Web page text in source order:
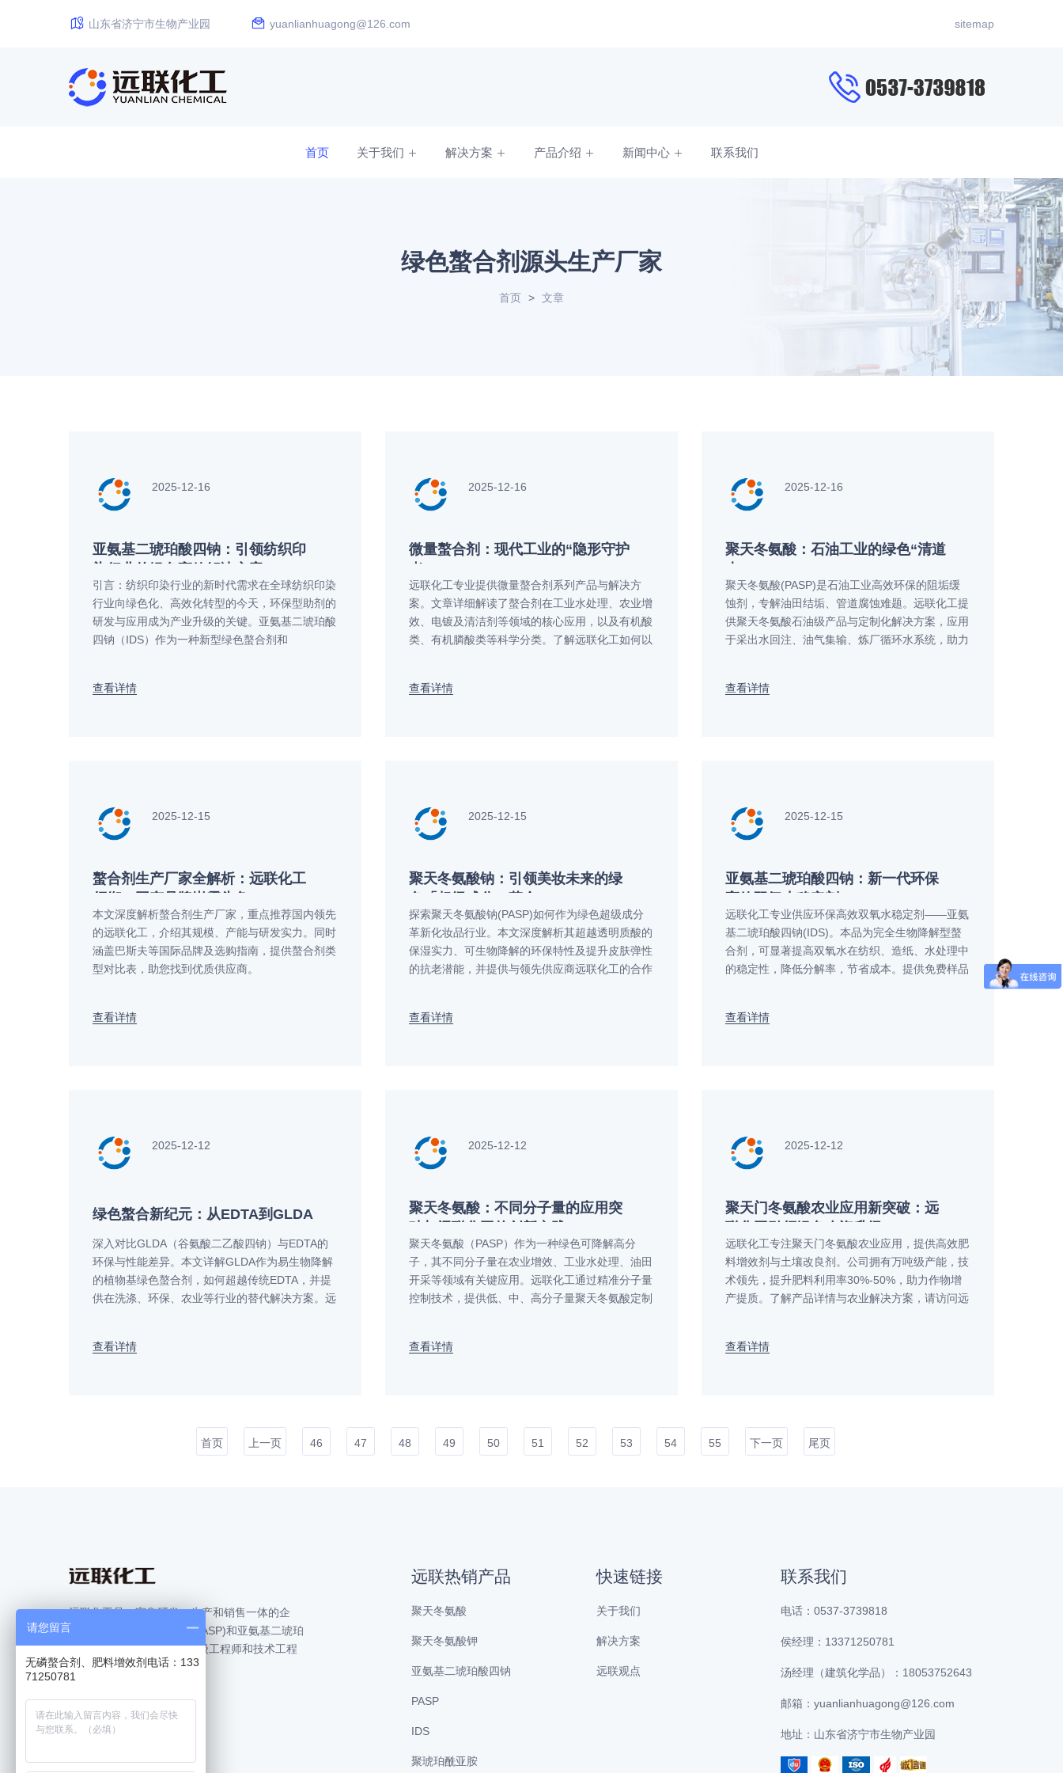
山东省济宁市生物产业园 yuanlianhuagong@126.com sitemap
首页 关于我们 解决方案 产品介绍 新闻中心 联系我们
绿色螯合剂源头生产厂家
首页 > 文章
2025-12-16
亚氨基二琥珀酸四钠：引领纺织印
引言：纺织印染行业的新时代需求在全球纺织印染
行业向绿色化、高效化转型的今天，环保型助剂的
研发与应用成为产业升级的关键。亚氨基二琥珀酸
四钠（IDS）作为一种新型绿色螯合剂和
查看详情
2025-12-16
微量螯合剂：现代工业的“隐形守护
远联化工专业提供微量螯合剂系列产品与解决方
案。文章详细解读了螯合剂在工业水处理、农业增
效、电镀及清洁剂等领域的核心应用，以及有机酸
类、有机膦酸类等科学分类。了解远联化工如何以
的定制方案。
查看详情
2025-12-16
聚天冬氨酸：石油工业的绿色“清道
聚天冬氨酸(PASP)是石油工业高效环保的阻垢缓
蚀剂，专解油田结垢、管道腐蚀难题。远联化工提
供聚天冬氨酸石油级产品与定制化解决方案，应用
于采出水回注、油气集输、炼厂循环水系统，助力
查看详情
2025-12-15
螯合剂生产厂家全解析：远联化工
本文深度解析螯合剂生产厂家，重点推荐国内领先
的远联化工，介绍其规模、产能与研发实力。同时
涵盖巴斯夫等国际品牌及选购指南，提供螯合剂类
型对比表，助您找到优质供应商。
查看详情
2025-12-15
聚天冬氨酸钠：引领美妆未来的绿
探索聚天冬氨酸钠(PASP)如何作为绿色超级成分
革新化妆品行业。本文深度解析其超越透明质酸的
保湿实力、可生物降解的环保特性及提升皮肤弹性
的抗老潜能，并提供与领先供应商远联化工的合作
查看详情
2025-12-15
亚氨基二琥珀酸四钠：新一代环保
远联化工专业供应环保高效双氧水稳定剂——亚氨
基二琥珀酸四钠(IDS)。本品为完全生物降解型螯
合剂，可显著提高双氧水在纺织、造纸、水处理中
的稳定性，降低分解率，节省成本。提供免费样品
查看详情
2025-12-12
绿色螯合新纪元：从EDTA到GLDA
深入对比GLDA（谷氨酸二乙酸四钠）与EDTA的
环保与性能差异。本文详解GLDA作为易生物降解
的植物基绿色螯合剂，如何超越传统EDTA，并提
供在洗涤、环保、农业等行业的替代解决方案。远
询。
查看详情
2025-12-12
聚天冬氨酸：不同分子量的应用突
聚天冬氨酸（PASP）作为一种绿色可降解高分
子，其不同分子量在农业增效、工业水处理、油田
开采等领域有关键应用。远联化工通过精准分子量
控制技术，提供低、中、高分子量聚天冬氨酸定制
创新实践与案例。
查看详情
2025-12-12
聚天门冬氨酸农业应用新突破：远
远联化工专注聚天门冬氨酸农业应用，提供高效肥
料增效剂与土壤改良剂。公司拥有万吨级产能，技
术领先，提升肥料利用率30%-50%，助力作物增
产提质。了解产品详情与农业解决方案，请访问远
查看详情
首页 上一页 46 47 48 49 50 51 52 53 54 55 下一页 尾页
远联化工是一家集研发、生产和销售一体的企
业，公司主营聚天冬氨酸(PASP)和亚氨基二琥珀
酸四钠 (IDS)，公司拥有高级工程师和技术工程
师数名。
远联热销产品
聚天冬氨酸
聚天冬氨酸钾
亚氨基二琥珀酸四钠
PASP
IDS
聚琥珀酰亚胺
快速链接
关于我们
解决方案
远联观点
联系我们
电话：0537-3739818
侯经理：13371250781
汤经理（建筑化学品）：18053752643
邮箱：yuanlianhuagong@126.com
地址：山东省济宁市生物产业园
请您留言
无磷螯合剂、肥料增效剂电话：133
71250781